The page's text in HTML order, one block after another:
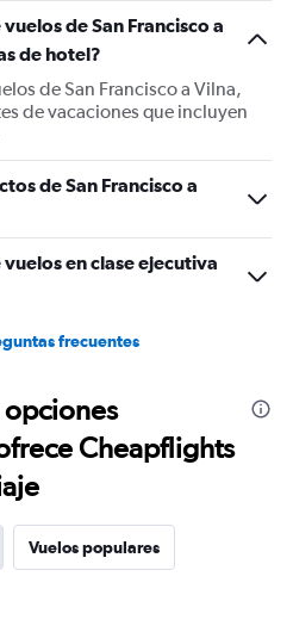
de San Francisco a
de hotel?
de San Francisco a Vilna,
de vacaciones que incluyen
de San Francisco a
en clase ejecutiva
frecuentes
Cheapflights
Vuelos populares